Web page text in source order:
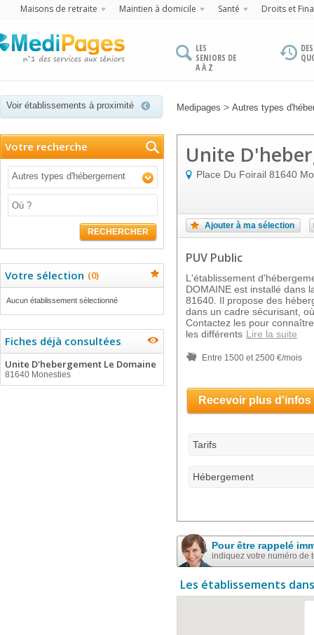
Maisons de retraite Maintien à domicile Santé Droits et
LES
SENIORS DE
A À Z
Voir établissements à proximité Medipages > Autres types
Votre recherche
Autres types d'hébergement
RECHERCHER
Votre sélection (0)
Aucun établissement sélectionné
Fiches déjà consultées
Unite D'hebergement Le Domaine
81640 Monesties
Unite
Place Du Foirail 81640
Ajouter à ma sélection
PUV Public
L'établissement
DOMAINE est installé dans
81640. Il propose des
dans un cadre sécurisant,
Contactez les pour
les différents Lire la suite
Entre 1500 et 2500 €/mois
Recevoir plus d'infos
Tarifs
Hébergement
Pour être rappelé
indiquez votre numéro de
Les établissements